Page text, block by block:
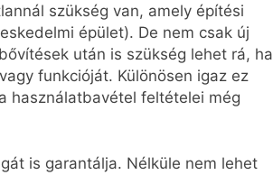
szükség van, amely építési
épület). De nem csak új
után is szükség lehet rá, ha
funkcióját. Különösen igaz ez
használatbavétel feltételei még
is garantálja. Nélküle nem lehet